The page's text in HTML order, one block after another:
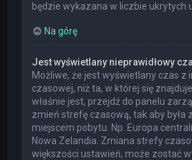
będzie wykazana w liczbie ukrytych
Na górę
Jest wyświetlany nieprawidłowy
Możliwe, że jest wyświetlany czas z
czasowej, niż ta, w której się
właśnie jest, przejdź do panelu
zmień strefę czasową, tak aby była
miejscem pobytu. Np. Europa
Nowa Zelandia. Zmiana strefy
większości ustawień, może zostać